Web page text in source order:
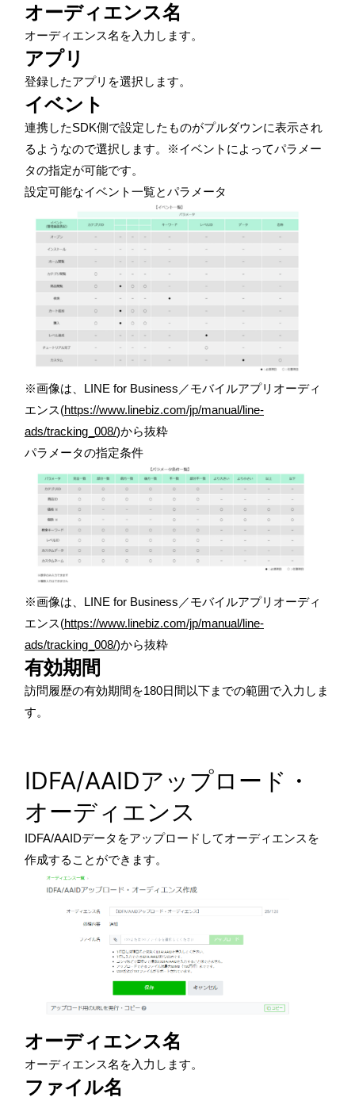
オーディエンス名
オーディエンス名を入力します。
アプリ
登録したアプリを選択します。
イベント
連携したSDK側で設定したものがプルダウンに表示され
るようなので選択します。※イベントによってパラメー
タの指定が可能です。
設定可能なイベント一覧とパラメータ
※画像は、LINE for Business／モバイルアプリオーディ
エンス(https://www.linebiz.com/jp/manual/line-
ads/tracking_008/)から抜粋
パラメータの指定条件
※画像は、LINE for Business／モバイルアプリオーディ
エンス(https://www.linebiz.com/jp/manual/line-
ads/tracking_008/)から抜粋
有効期間
訪問履歴の有効期間を180日間以下までの範囲で入力しま
す。
IDFA/AAIDアップロード・
オーディエンス
IDFA/AAIDデータをアップロードしてオーディエンスを
作成することができます。
オーディエンス名
オーディエンス名を入力します。
ファイル名